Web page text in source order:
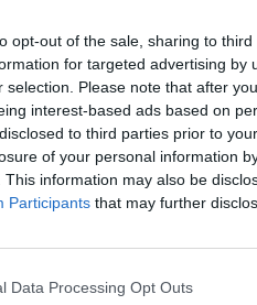
opt-out of the sale, sharing to
for targeted advertising by
selection. Please note that after
interest-based ads based on
to third parties prior to
of your personal information
This information may also be
Participants that may further
Data Processing Opt Outs
stjärnor och månar
och när han älskar
taket tror[…]
Read